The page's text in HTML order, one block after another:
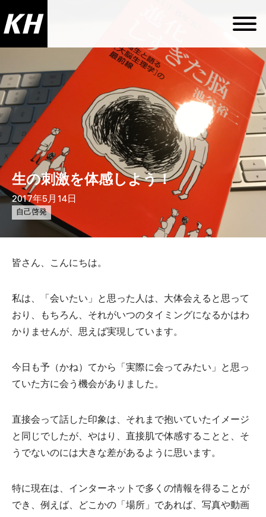
生の刺激を体感しよう！
2017年5月14日
自己啓発
皆さん、こんにちは。
私は、「会いたい」と思った人は、大体会えると思って
おり、もちろん、それがいつのタイミングになるかはわ
かりませんが、思えば実現しています。
今日も予（かね）てから「実際に会ってみたい」と思っ
ていた方に会う機会がありました。
直接会って話した印象は、それまで抱いていたイメージ
と同じでしたが、やはり、直接肌で体感することと、そ
うでないのには大きな差があるように思います。
特に現在は、インターネットで多くの情報を得ることが
でき、例えば、どこかの「場所」であれば、写真や動画